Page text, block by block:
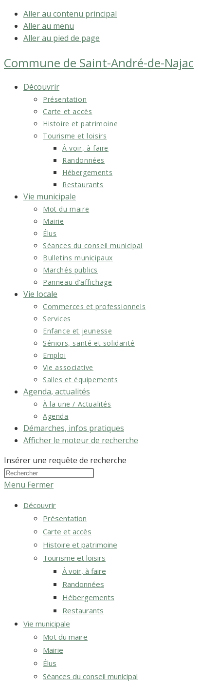
Aller au contenu principal
Aller au menu
Aller au pied de page
Commune de Saint-André-de-Najac
Découvrir
Présentation
Carte et accès
Histoire et patrimoine
Tourisme et loisirs
À voir, à faire
Randonnées
Hébergements
Restaurants
Vie municipale
Mot du maire
Mairie
Élus
Séances du conseil municipal
Bulletins municipaux
Marchés publics
Panneau d’affichage
Vie locale
Commerces et professionnels
Services
Enfance et jeunesse
Séniors, santé et solidarité
Emploi
Vie associative
Salles et équipements
Agenda, actualités
À la une / Actualités
Agenda
Démarches, infos pratiques
Afficher le moteur de recherche
Insérer une requête de recherche
Menu Fermer
Découvrir
Présentation
Carte et accès
Histoire et patrimoine
Tourisme et loisirs
À voir, à faire
Randonnées
Hébergements
Restaurants
Vie municipale
Mot du maire
Mairie
Élus
Séances du conseil municipal